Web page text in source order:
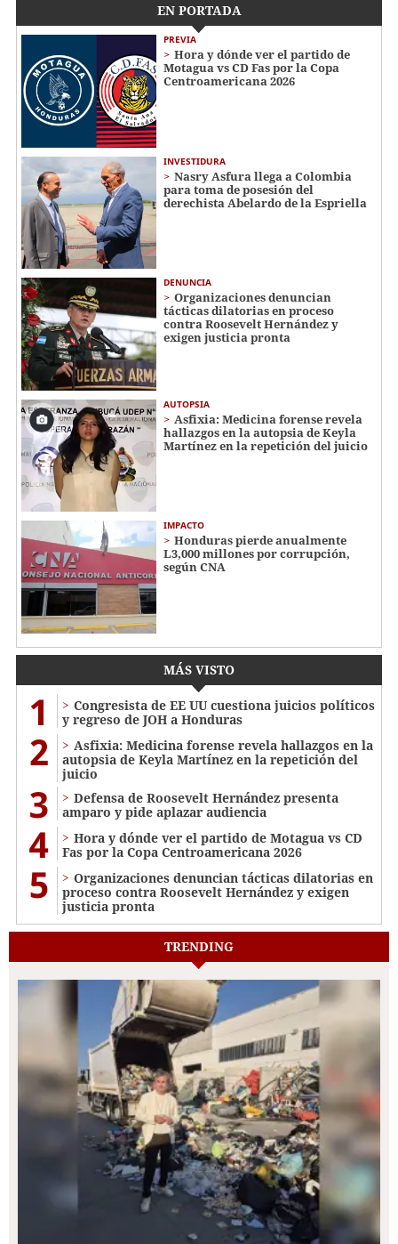
EN PORTADA
PREVIA
Hora y dónde ver el partido de
Motagua vs CD Fas por la Copa
Centroamericana 2026
INVESTIDURA
Nasry Asfura llega a Colombia
para toma de posesión del
derechista Abelardo de la Espriella
DENUNCIA
Organizaciones denuncian
tácticas dilatorias en proceso
contra Roosevelt Hernández y
exigen justicia pronta
AUTOPSIA
Asfixia: Medicina forense revela
hallazgos en la autopsia de Keyla
Martínez en la repetición del juicio
IMPACTO
Honduras pierde anualmente
L3,000 millones por corrupción,
según CNA
MÁS VISTO
1
Congresista de EE UU cuestiona juicios políticos
y regreso de JOH a Honduras
2
Asfixia: Medicina forense revela hallazgos en la
autopsia de Keyla Martínez en la repetición del
juicio
3
Defensa de Roosevelt Hernández presenta
amparo y pide aplazar audiencia
4
Hora y dónde ver el partido de Motagua vs CD
Fas por la Copa Centroamericana 2026
5
Organizaciones denuncian tácticas dilatorias en
proceso contra Roosevelt Hernández y exigen
justicia pronta
TRENDING